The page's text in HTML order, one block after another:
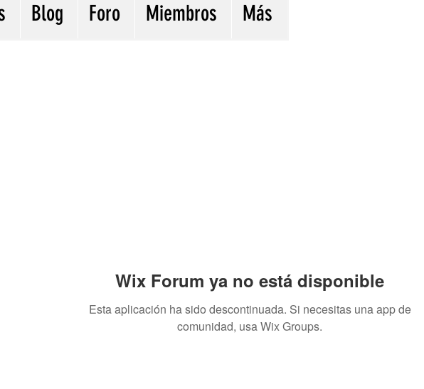
Blog Foro Miembros Más
Wix Forum ya no está disponible
Esta aplicación ha sido descontinuada. Si necesitas una app de
comunidad, usa Wix Groups.